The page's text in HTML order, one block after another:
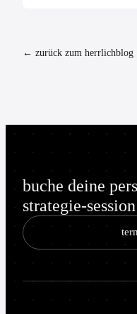
← zurück zum herrlichblog
buche deine
strategie-session